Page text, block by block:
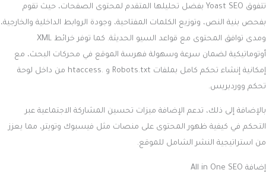
تتفوق Yoast SEO بفضل تحليلها المتقدم لمحتوى الصفحات، حيث تقوم
بفحص بنية النص، وتوزيع الكلمات المفتاحية، وجودة الروابط الداخلية والخارجية،
ومدى توافق المحتوى مع قواعد السيو الحديثة. كما توفر خرائط XML
أوتوماتيكية لضمان سرعة وسهولة فهرسة الموقع في محركات البحث، مع
إمكانية إنشاء تحكم كامل بملفات Robots.txt و .htaccess من داخل لوحة
تحكم ووردبريس.
بالإضافة إلى ذلك، تدعم الإضافة ميزات تحسين المشاركة الاجتماعية عبر
التحكم في كيفية ظهور المحتوى على منصات مثل فيسبوك وتويتر، مما يعزز
من استراتيجية النشر الشامل للموقع.
إضافة All in One SEO